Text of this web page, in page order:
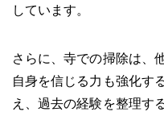
しています。
さらに、寺での掃除は、
自身を信じる力も強化す
え、過去の経験を整理す